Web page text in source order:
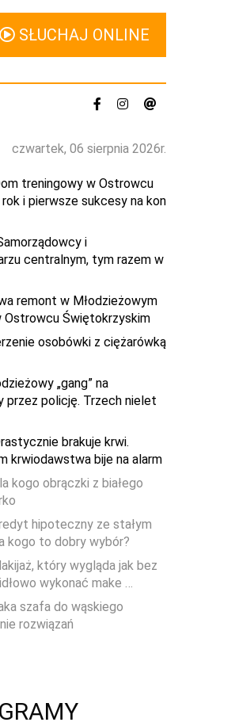
SŁUCHAJ ONLINE
czwartek, 06 sierpnia 2026r.
treningowy w Ostrowcu
i pierwsze sukcesy na kon
i
centralnym, tym razem w
remont w Młodzieżowym
Ostrowcu Świętokrzyskim
osobówki z ciężarówką
„gang” na
przez policję. Trzech nielet
brakuje krwi.
krwiodawstwa bije na alarm
kogo obrączki z białego
hipoteczny ze stałym
kogo to dobry wybór?
który wygląda jak bez
wykonać make …
szafa do wąskiego
rozwiązań